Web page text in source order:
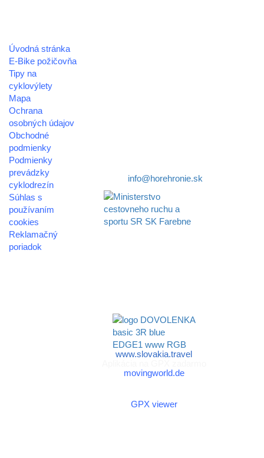
Úvodná stránka
E-Bike požičovňa
Tipy na
cyklovýlety
Mapa
Ochrana
osobných údajov
Obchodné
podmienky
Podmienky
prevádzky
cyklodrezín
Súhlas s
používaním
cookies
Reklamačný
poriadok
info@horehronie.sk
www.slovakia.travel
movingworld.de
GPX viewer